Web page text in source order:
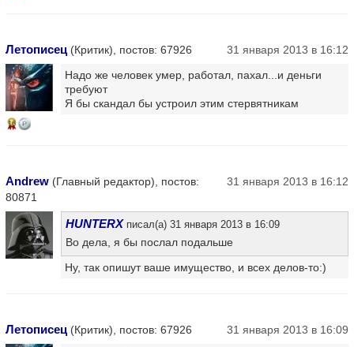
Летописец (Критик), постов: 67926 31 января 2013 в 16:12
16
Надо же человек умер, работал, пахал...и деньги
требуют
Я бы скандал бы устроил этим стервятникам
Andrew (Главный редактор), постов:
80871
31 января 2013 в 16:12
HUNTERXписал(а) 31 января 2013 в 16:09
Во дела, я бы послал подальше
Ну, так опишут ваше имущество, и всех делов-то:)
Летописец (Критик), постов: 67926 31 января 2013 в 16:09